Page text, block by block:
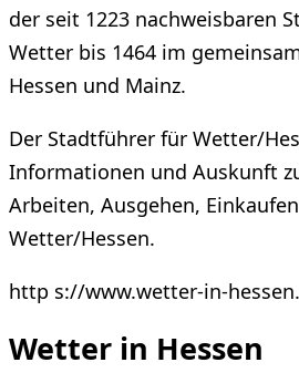
der seit 1223 nachweisbaren
Wetter bis 1464 im
Hessen und Mainz.
Der Stadtführer für Wetter/
Informationen und Auskunft
Arbeiten, Ausgehen,
Wetter/Hessen.
http s://www.wetter-in-
Wetter in Hessen